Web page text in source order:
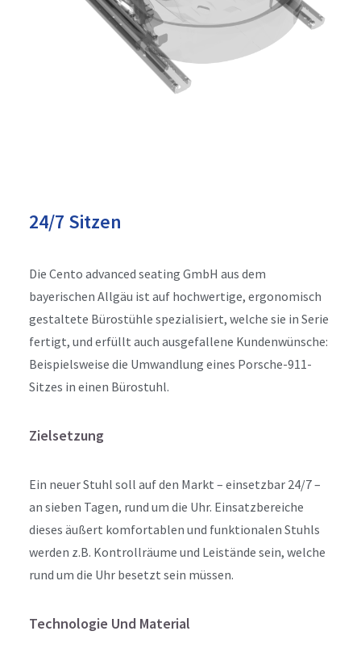
24/7 Sitzen
Die Cento advanced seating GmbH aus dem
bayerischen Allgäu ist auf hochwertige, ergonomisch
gestaltete Bürostühle spezialisiert, welche sie in Serie
fertigt, und erfüllt auch ausgefallene Kundenwünsche:
Beispielsweise die Umwandlung eines Porsche-911-
Sitzes in einen Bürostuhl.
Zielsetzung
Ein neuer Stuhl soll auf den Markt – einsetzbar 24/7 –
an sieben Tagen, rund um die Uhr. Einsatzbereiche
dieses äußert komfortablen und funktionalen Stuhls
werden z.B. Kontrollräume und Leistände sein, welche
rund um die Uhr besetzt sein müssen.
Technologie Und Material